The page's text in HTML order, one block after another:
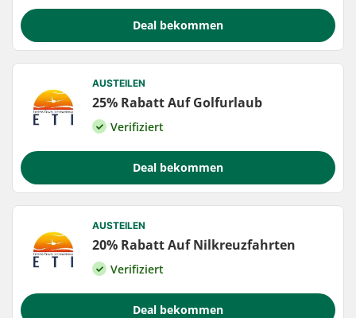
Deal bekommen
AUSTEILEN
25% Rabatt Auf Golfurlaub
Verifiziert
Deal bekommen
AUSTEILEN
20% Rabatt Auf Nilkreuzfahrten
Verifiziert
Deal bekommen